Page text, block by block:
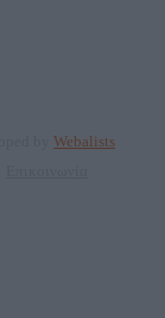
Webalists